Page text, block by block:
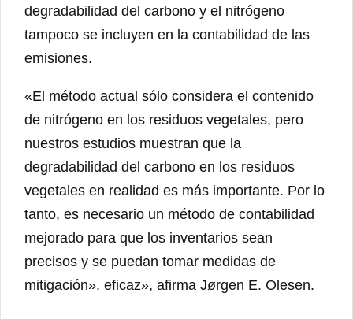
degradabilidad del carbono y el nitrógeno
tampoco se incluyen en la contabilidad de las
emisiones.
«El método actual sólo considera el contenido
de nitrógeno en los residuos vegetales, pero
nuestros estudios muestran que la
degradabilidad del carbono en los residuos
vegetales en realidad es más importante. Por lo
tanto, es necesario un método de contabilidad
mejorado para que los inventarios sean
precisos y se puedan tomar medidas de
mitigación». eficaz», afirma Jørgen E. Olesen.